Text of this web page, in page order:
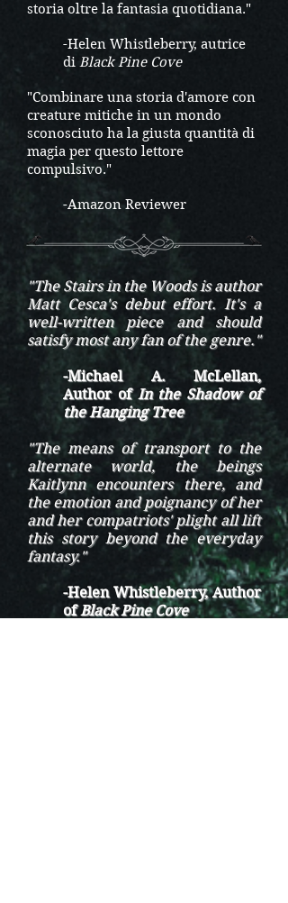
storia oltre la fantasia quotidiana."
-Helen Whistleberry, autrice
di Black Pine Cove
"Combinare una storia d'amore con
creature mitiche in un mondo
sconosciuto ha la giusta quantità di
magia per questo lettore
compulsivo."
-Amazon Reviewer
"The Stairs in the Woods is author
Matt Cesca's debut effort. It's a
well-written piece and should
satisfy most any fan of the genre."
-Michael A. McLellan,
Author of In the Shadow of
the Hanging Tree
"The means of transport to the
alternate world, the beings
Kaitlynn encounters there, and
the emotion and poignancy of her
and her compatriots' plight all lift
this story beyond the everyday
fantasy."
-Helen Whistleberry, Author
ofBlack Pine Cove